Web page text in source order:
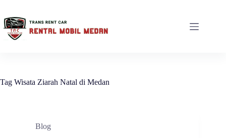
Tag Wisata Ziarah Natal di Medan
Blog